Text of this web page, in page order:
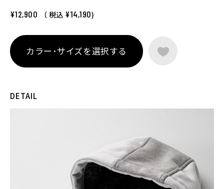
¥12,900 （ 税込 ¥14,190)
カラー･サイズを選択する
DETAIL